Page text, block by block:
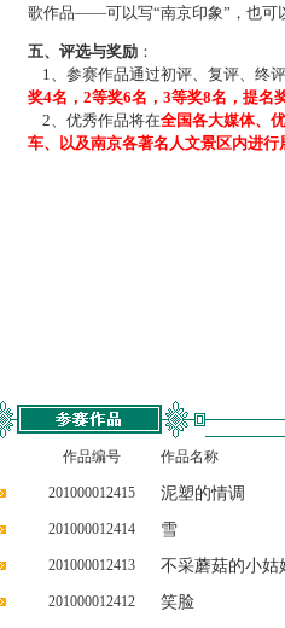
歌作品——可以写“南京印象”，也可
五、评选与奖励 ：
1、参赛作品通过初评、复评、终
奖4名，2等奖6名，3等奖8名，提名
2、优秀作品将在全国各大媒体、
车、以及南京各著名人文景区内进行
作品编号 作品名称
201000012415 泥塑的情调
201000012414 雪
201000012413 不采蘑菇的小姑
201000012412 笑脸